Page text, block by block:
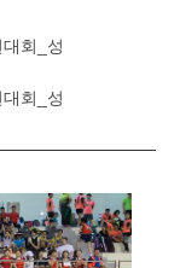
회_성
회_성